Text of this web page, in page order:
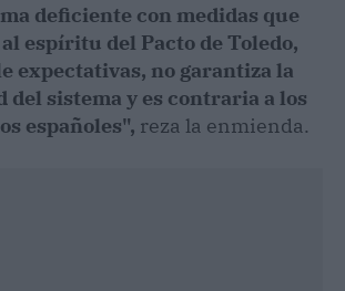
deficiente con medidas que
espíritu del Pacto de Toledo,
expectativas, no garantiza la
del sistema y es contraria a los
españoles", reza la enmienda.